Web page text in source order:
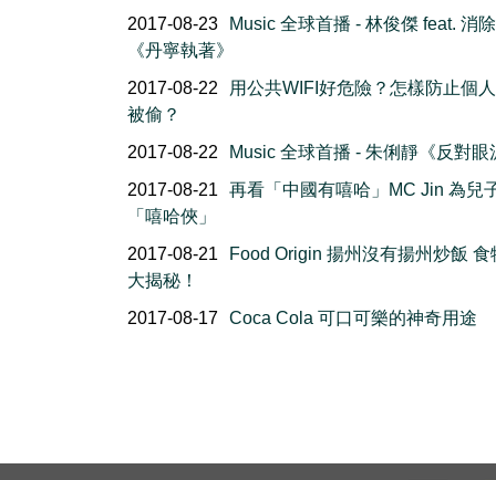
2017-08-23
Music 全球首播 - 林俊傑 feat. 消
《丹寧執著》
2017-08-22
用公共WIFI好危險？怎樣防止個
被偷？
2017-08-22
Music 全球首播 - 朱俐靜《反對眼
2017-08-21
再看「中國有嘻哈」MC Jin 為兒
「嘻哈俠」
2017-08-21
Food Origin 揚州沒有揚州炒飯 食
大揭秘！
2017-08-17 Coca Cola 可口可樂的神奇用途